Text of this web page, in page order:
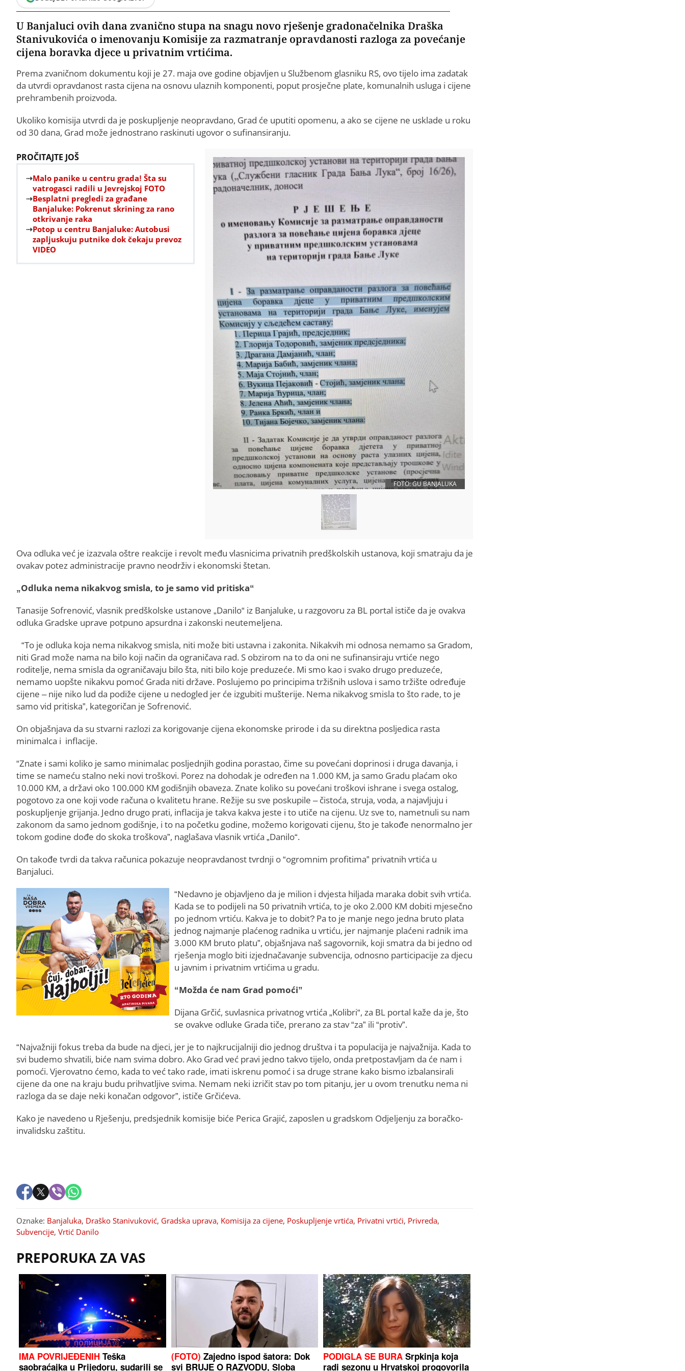
U Banjaluci ovih dana zvanično stupa na snagu novo rješenje gradonačelnika Draška
Stanivukovića o imenovanju Komisije za razmatranje opravdanosti razloga za povećanje
cijena boravka djece u privatnim vrtićima.
Prema zvaničnom dokumentu koji je 27. maja ove godine objavljen u Službenom glasniku RS, ovo tijelo ima zadatak
da utvrdi opravdanost rasta cijena na osnovu ulaznih komponenti, poput prosječne plate, komunalnih usluga i cijene
prehrambenih proizvoda.
Ukoliko komisija utvrdi da je poskupljenje neopravdano, Grad će uputiti opomenu, a ako se cijene ne usklade u roku
od 30 dana, Grad može jednostrano raskinuti ugovor o sufinansiranju.
PROČITAJTE JOŠ
Malo panike u centru grada! Šta su
vatrogasci radili u Jevrejskoj FOTO
Besplatni pregledi za građane
Banjaluke: Pokrenut skrining za rano
otkrivanje raka
Potop u centru Banjaluke: Autobusi
zapljuskuju putnike dok čekaju prevoz
VIDEO
FOTO: GU BANJALUKA
Ova odluka već je izazvala oštre reakcije i revolt među vlasnicima privatnih predškolskih ustanova, koji smatraju da je
ovakav potez administracije pravno neodrživ i ekonomski štetan.
„Odluka nema nikakvog smisla, to je samo vid pritiska“
Tanasije Sofrenović, vlasnik predškolske ustanove „Danilo“ iz Banjaluke, u razgovoru za BL portal ističe da je ovakva
odluka Gradske uprave potpuno apsurdna i zakonski neutemeljena.
“To je odluka koja nema nikakvog smisla, niti može biti ustavna i zakonita. Nikakvih mi odnosa nemamo sa Gradom,
niti Grad može nama na bilo koji način da ograničava rad. S obzirom na to da oni ne sufinansiraju vrtiće nego
roditelje, nema smisla da ograničavaju bilo šta, niti bilo koje preduzeće. Mi smo kao i svako drugo preduzeće,
nemamo uopšte nikakvu pomoć Grada niti države. Poslujemo po principima tržišnih uslova i samo tržište određuje
cijene – nije niko lud da podiže cijene u nedogled jer će izgubiti mušterije. Nema nikakvog smisla to što rade, to je
samo vid pritiska”, kategoričan je Sofrenović.
On objašnjava da su stvarni razlozi za korigovanje cijena ekonomske prirode i da su direktna posljedica rasta
minimalca i inflacije.
“Znate i sami koliko je samo minimalac posljednjih godina porastao, čime su povećani doprinosi i druga davanja, i
time se nameću stalno neki novi troškovi. Porez na dohodak je određen na 1.000 KM, ja samo Gradu plaćam oko
10.000 KM, a državi oko 100.000 KM godišnjih obaveza. Znate koliko su povećani troškovi ishrane i svega ostalog,
pogotovo za one koji vode računa o kvalitetu hrane. Režije su sve poskupile – čistoća, struja, voda, a najavljuju i
poskupljenje grijanja. Jedno drugo prati, inflacija je takva kakva jeste i to utiče na cijenu. Uz sve to, nametnuli su nam
zakonom da samo jednom godišnje, i to na početku godine, možemo korigovati cijenu, što je takođe nenormalno jer
tokom godine dođe do skoka troškova”, naglašava vlasnik vrtića „Danilo“.
On takođe tvrdi da takva računica pokazuje neopravdanost tvrdnji o “ogromnim profitima” privatnih vrtića u
Banjaluci.
“Nedavno je objavljeno da je milion i dvjesta hiljada maraka dobit svih vrtića.
Kada se to podijeli na 50 privatnih vrtića, to je oko 2.000 KM dobiti mjesečno
po jednom vrtiću. Kakva je to dobit? Pa to je manje nego jedna bruto plata
jednog najmanje plaćenog radnika u vrtiću, jer najmanje plaćeni radnik ima
3.000 KM bruto platu”, objašnjava naš sagovornik, koji smatra da bi jedno od
rješenja moglo biti izjednačavanje subvencija, odnosno participacije za djecu
u javnim i privatnim vrtićima u gradu.
“Možda će nam Grad pomoći”
Dijana Grčić, suvlasnica privatnog vrtića „Kolibri“, za BL portal kaže da je, što
se ovakve odluke Grada tiče, prerano za stav “za” ili “protiv”.
“Najvažniji fokus treba da bude na djeci, jer je to najkrucijalniji dio jednog društva i ta populacija je najvažnija. Kada to
svi budemo shvatili, biće nam svima dobro. Ako Grad već pravi jedno takvo tijelo, onda pretpostavljam da će nam i
pomoći. Vjerovatno ćemo, kada to već tako rade, imati iskrenu pomoć i sa druge strane kako bismo izbalansirali
cijene da one na kraju budu prihvatljive svima. Nemam neki izričit stav po tom pitanju, jer u ovom trenutku nema ni
razloga da se daje neki konačan odgovor”, ističe Grčićeva.
Kako je navedeno u Rješenju, predsjednik komisije biće Perica Grajić, zaposlen u gradskom Odjeljenju za boračko-
invalidsku zaštitu.
Oznake: Banjaluka, Draško Stanivuković, Gradska uprava, Komisija za cijene, Poskupljenje vrtića, Privatni vrtići, Privreda,
Subvencije, Vrtić Danilo
PREPORUKA ZA VAS
IMA POVRIJEĐENIH Teška
saobraćajka u Prijedoru, sudarili se
(FOTO) Zajedno ispod šatora: Dok
svi BRUJE O RAZVODU, Sloba
PODIGLA SE BURA Srpkinja koja
radi sezonu u Hrvatskoj progovorila